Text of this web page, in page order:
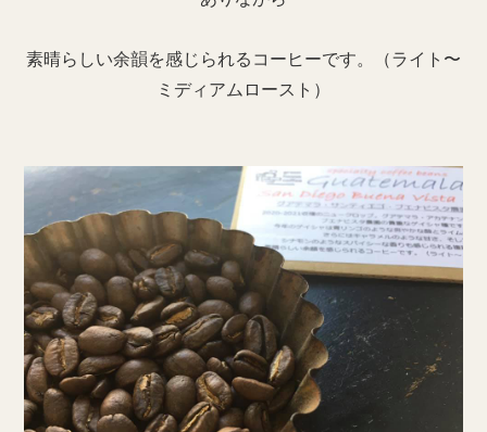
素晴らしい余韻を感じられるコーヒーです。（ライト〜
ミディアムロースト）